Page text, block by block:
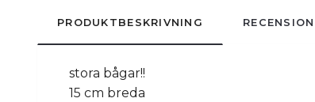
PRODUKTBESKRIVNING
stora bågar!!
15 cm breda